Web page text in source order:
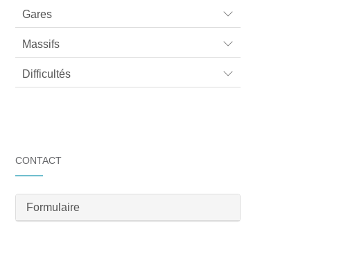
Gares
Massifs
Difficultés
CONTACT
Formulaire